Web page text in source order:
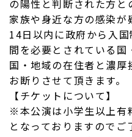
の陽性と判断された方
家族や身近な方の感染が
14日以内に政府から入
間を必要とされている
国・地域の在住者と濃
お断りさせて頂きます。
【チケットについて】
※本公演は小学生以上有
となっておりますのでご